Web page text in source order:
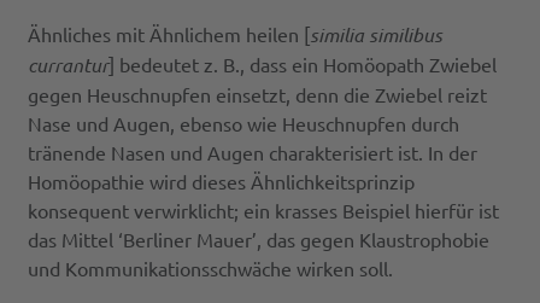
Ähnliches mit Ähnlichem heilen [similia similibus
currantur] bedeutet z. B., dass ein Homöopath Zwiebel
gegen Heuschnupfen einsetzt, denn die Zwiebel reizt
Nase und Augen, ebenso wie Heuschnupfen durch
tränende Nasen und Augen charakterisiert ist. In der
Homöopathie wird dieses Ähnlichkeitsprinzip
konsequent verwirklicht; ein krasses Beispiel hierfür ist
das Mittel ‘Berliner Mauer’, das gegen Klaustrophobie
und Kommunikationsschwäche wirken soll.